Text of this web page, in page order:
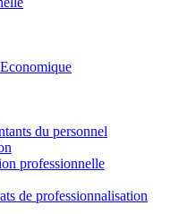
du personnel
professionnelle
de professionnalisation